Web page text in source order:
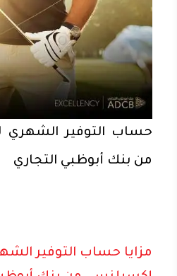
حساب التوفير الشهري
من بنك أبوظبي التجاري
مزايا حساب التوفير